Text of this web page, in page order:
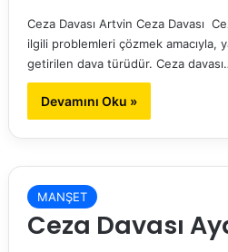
Ceza Davası Artvin Ceza Davası
ilgili problemleri çözmek amacıyla,
getirilen dava türüdür. Ceza
Devamını Oku »
MANŞET
Ceza Davası